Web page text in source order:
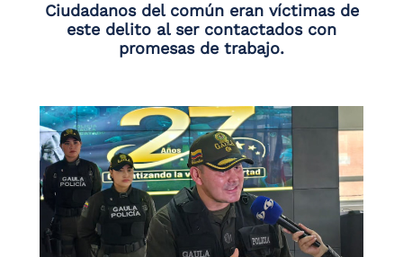
Ciudadanos del común eran víctimas de
este delito al ser contactados con
promesas de trabajo.